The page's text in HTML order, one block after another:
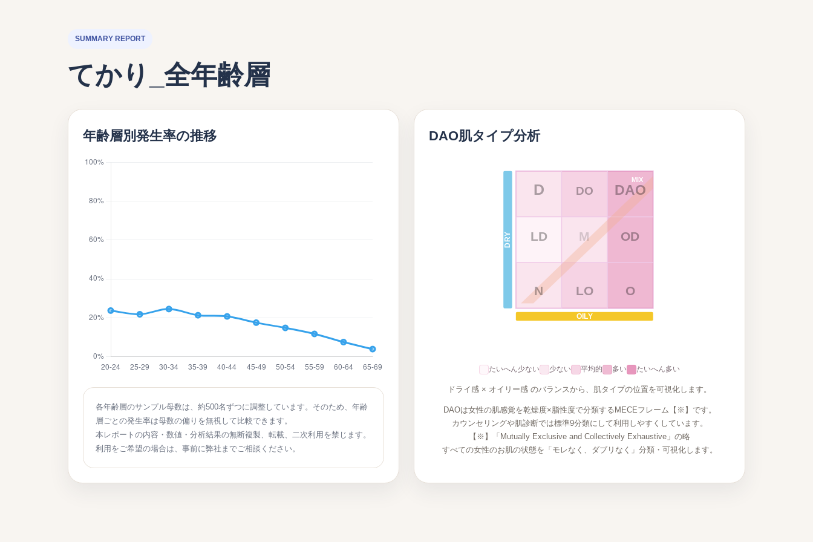
SUMMARY REPORT
てかり_全年齢層
年齢層別発生率の推移
各年齢層のサンプル母数は、約500名ずつに調整しています。そのため、年齢
層ごとの発生率は母数の偏りを無視して比較できます。
本レポートの内容・数値・分析結果の無断複製、転載、二次利用を禁じます。
利用をご希望の場合は、事前に弊社までご相談ください。
DAO肌タイプ分析
DRY
OILY
MIX
D DO DAO
LD M OD
N LO O
たいへん少ない 少ない 平均的 多い たいへん多い
ドライ感 × オイリー感 のバランスから、肌タイプの位置を可視化します。
DAOは女性の肌感覚を乾燥度×脂性度で分類するMECEフレーム【※】です。
カウンセリングや肌診断では標準9分類にして利用しやすくしています。
【※】「Mutually Exclusive and Collectively Exhaustive」の略
すべての女性のお肌の状態を「モレなく、ダブリなく」分類・可視化します。